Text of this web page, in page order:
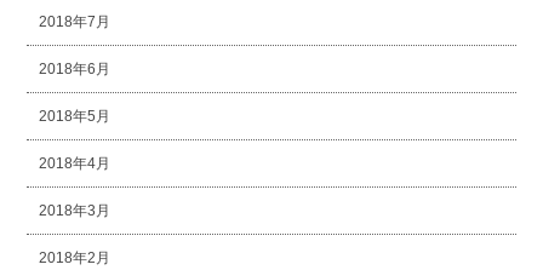
2018年7月
2018年6月
2018年5月
2018年4月
2018年3月
2018年2月